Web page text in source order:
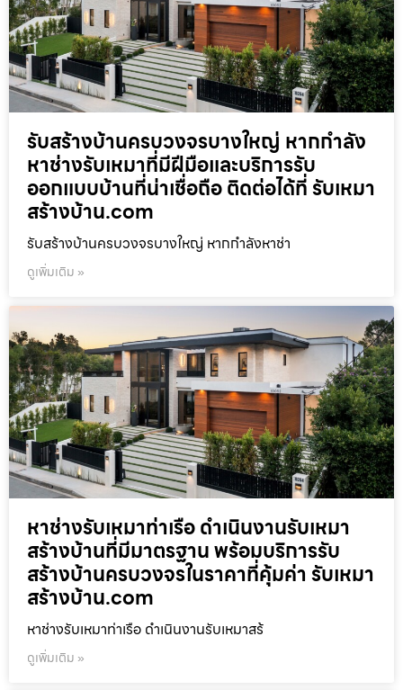
รับสร้างบ้านครบวงจรบางใหญ่ หากกำลัง
หาช่างรับเหมาที่มีฝีมือและบริการรับ
ออกแบบบ้านที่น่าเชื่อถือ ติดต่อได้ที่ รับเหมา
สร้างบ้าน.com
รับสร้างบ้านครบวงจรบางใหญ่ หากกำลังหาช่า
ดูเพิ่มเติม »
หาช่างรับเหมาท่าเรือ ดำเนินงานรับเหมา
สร้างบ้านที่มีมาตรฐาน พร้อมบริการรับ
สร้างบ้านครบวงจรในราคาที่คุ้มค่า รับเหมา
สร้างบ้าน.com
หาช่างรับเหมาท่าเรือ ดำเนินงานรับเหมาสร้
ดูเพิ่มเติม »